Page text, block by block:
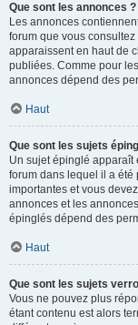
Que sont les annonces ?
Les annonces
forum que vous
apparaissent en haut de
publiées. Comme pour
annonces dépend des
Haut
Que sont les sujets
Un sujet épinglé apparaît
forum dans lequel il a
importantes et vous
annonces et les
épinglés dépend des
Haut
Que sont les sujets
Vous ne pouvez plus
étant contenu est alors